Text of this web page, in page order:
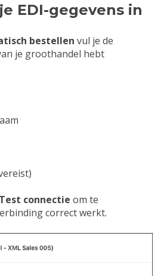
EDI-gegevens in
bestellen vul je de
je groothandel hebt
Test connectie om te
correct werkt.